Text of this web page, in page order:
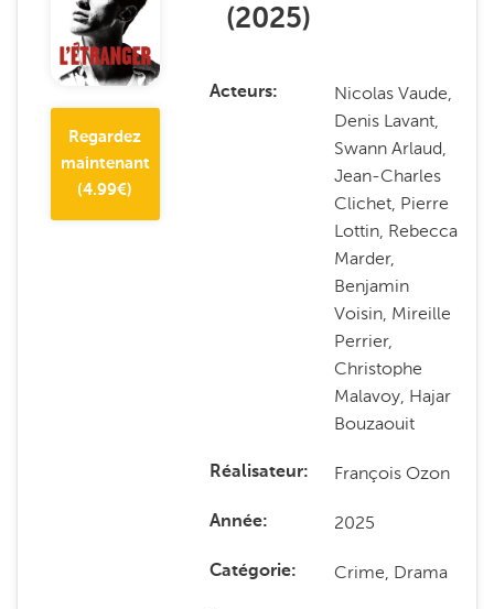
Regardez
maintenant
(4.99€)
(2025)
Acteurs
Nicolas Vaude,
Denis Lavant,
Swann Arlaud,
Jean-Charles
Clichet, Pierre
Lottin, Rebecca
Marder,
Benjamin
Voisin, Mireille
Perrier,
Christophe
Malavoy, Hajar
Bouzaouit
Réalisateur François Ozon
Année 2025
Catégorie Crime, Drama